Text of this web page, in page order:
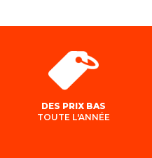
DES PRIX BAS
TOUTE L'ANNÉE